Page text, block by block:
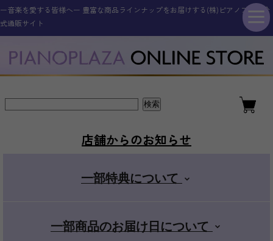
ー音楽を愛する皆様へー 豊富な商品ラインナップをお届けする(株)ピアノプラザ公
式通販サイト
YAMAHA ヤマハ
Roland ローランド
CASIO カシオ
Roland ローランド
新品アップライトピアノ
ELEDORA エレドラ
Roland ローランド
Pearl パール
ギター・ベース
アコースティックギター
金管楽器
弦楽器
電子管楽器
電子楽器
マイク
スタンダード
+スマホ
カンタン
ピアノ用
その他取扱商品
店舗からのお知らせ
一部特典について
一部商品のお届け日について